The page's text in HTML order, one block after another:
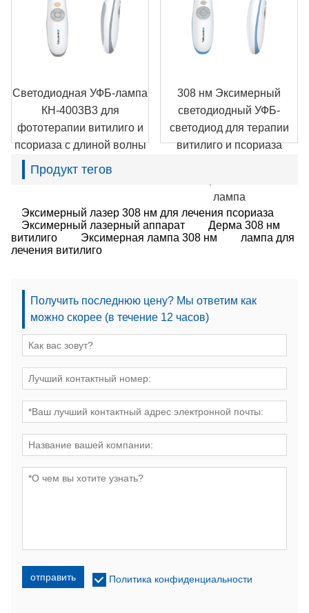
Светодиодная УФБ-лампа
КН-4003B3 для
фототерапии витилиго и
псориаза с длиной волны
308 нм Эксимерный
светодиодный УФБ-
светодиод для терапии
витилиго и псориаза
лампа
Продукт тегов
Эксимерный лазер 308 нм для лечения псориаза
Эксимерный лазерный аппарат
Дерма 308 нм
витилиго
Эксимерная лампа 308 нм
лампа для
лечения витилиго
Получить последнюю цену? Мы ответим как
можно скорее (в течение 12 часов)
отправить Политика конфиденциальности